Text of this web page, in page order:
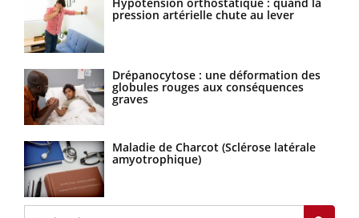
pression artérielle chute au lever
Drépanocytose : une déformation des
globules rouges aux conséquences
graves
Maladie de Charcot (Sclérose latérale
amyotrophique)